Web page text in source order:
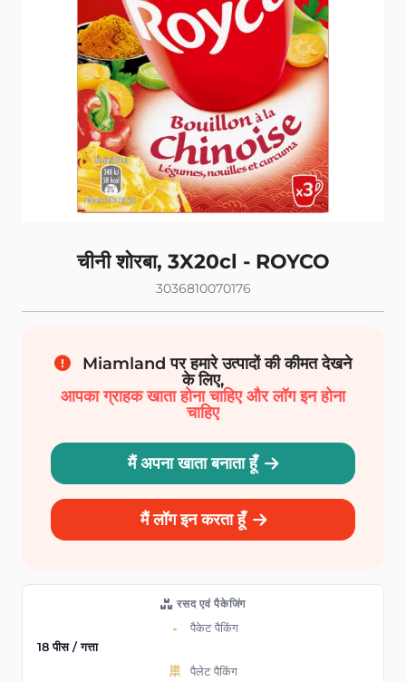
चीनी शोरबा, 3X20cl - ROYCO
3036810070176
Miamland पर हमारे उत्पादों की कीमत देखने
के लिए,
आपका ग्राहक खाता होना चाहिए और लॉग इन होना
चाहिए
मैं अपना खाता बनाता हूँ
मैं लॉग इन करता हूँ
रसद एवं पैकेजिंग
पैकेट पैकिंग
18 पीस / गत्ता
पैलेट पैकिंग